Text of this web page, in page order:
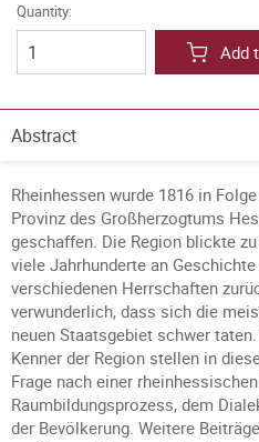
Quantity:
Add
Abstract
Rheinhessen wurde 1816 in
Provinz des Großherzogtums
geschaffen. Die Region blickte
viele Jahrhunderte an
verschiedenen Herrschaften
verwunderlich, dass sich die
neuen Staatsgebiet schwer
Kenner der Region stellen in
Frage nach einer
Raumbildungsprozess, dem
der Bevölkerung. Weitere